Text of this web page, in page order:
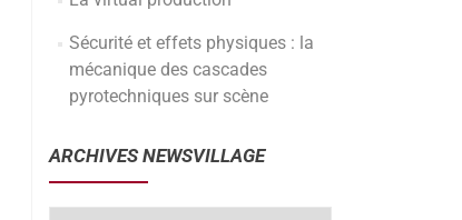
Sécurité et effets physiques : la
mécanique des cascades
pyrotechniques sur scène
ARCHIVES NEWSVILLAGE